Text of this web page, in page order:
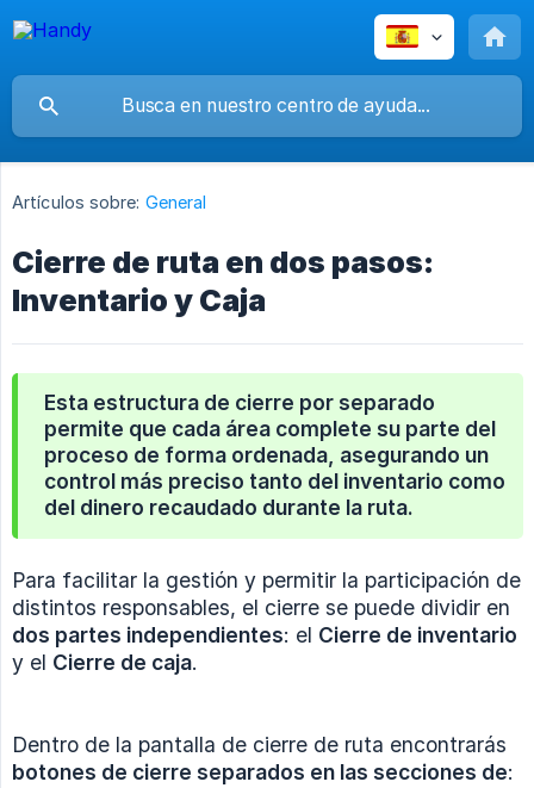
Artículos sobre: General
Cierre de ruta en dos pasos:
Inventario y Caja
Esta estructura de cierre por separado
permite que cada área complete su parte del
proceso de forma ordenada, asegurando un
control más preciso tanto del inventario como
del dinero recaudado durante la ruta.
Para facilitar la gestión y permitir la participación de
distintos responsables, el cierre se puede dividir en
dos partes independientes: el Cierre de inventario
y el Cierre de caja.
Dentro de la pantalla de cierre de ruta encontrarás
botones de cierre separados en las secciones de: